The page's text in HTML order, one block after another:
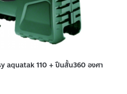
aquatak 110 + ปืนสั้น360 องศา